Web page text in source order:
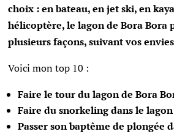
choix : en bateau, en jet ski, en
hélicoptère, le lagon de Bora Bora
plusieurs façons, suivant vos
Voici mon top 10 :
Faire le tour du lagon de Bora
Faire du snorkeling dans le
Passer son baptême de plongée